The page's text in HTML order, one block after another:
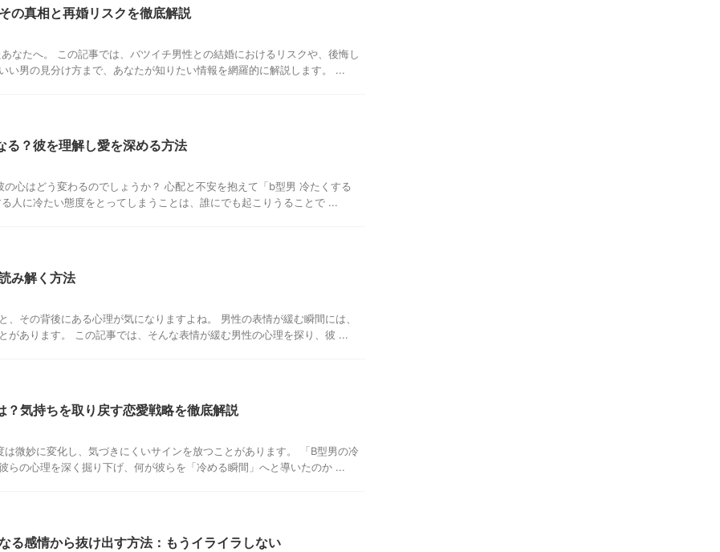
の真相と再婚リスクを徹底解説
なたへ。 この記事では、バツイチ男性との結婚におけるリスクや、後悔し
い男の見分け方まで、あなたが知りたい情報を網羅的に解説します。 ...
る？彼を理解し愛を深める方法
心はどう変わるのでしょうか？ 心配と不安を抱えて「b型男 冷たくする
人に冷たい態度をとってしまうことは、誰にでも起こりうることで ...
み解く方法
、その背後にある心理が気になりますよね。 男性の表情が緩む瞬間には、
があります。 この記事では、そんな表情が緩む男性の心理を探り、彼 ...
？気持ちを取り戻す恋愛戦略を徹底解説
微妙に変化し、気づきにくいサインを放つことがあります。 「B型男の冷
らの心理を深く掘り下げ、何が彼らを「冷める瞬間」へと導いたのか ...
る感情から抜け出す方法：もうイライラしない